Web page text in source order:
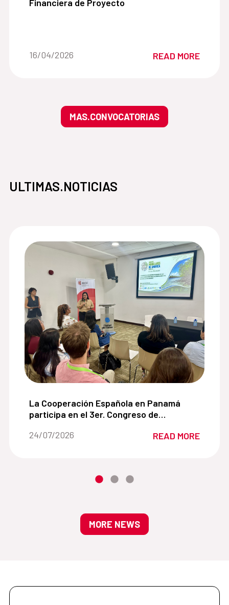
Financiera de Proyecto
Date of the news::
16/04/2026 READ MORE
MAS.CONVOCATORIAS
ULTIMAS.NOTICIAS
de cooperación con la Alianza para el Desarrollo
La Cooperación Española en Panamá participa
La Cooperación Española en Panamá
participa en el 3er. Congreso de
soluciones basadas en la naturaleza
Date of the news::
24/07/2026 READ MORE
MORE NEWS